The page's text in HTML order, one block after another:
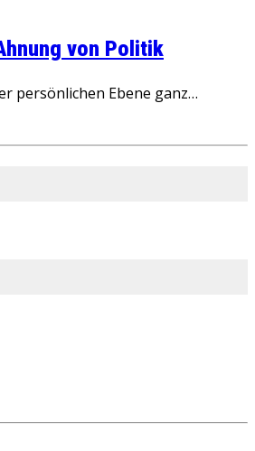
von Politik
persönlichen Ebene ganz…